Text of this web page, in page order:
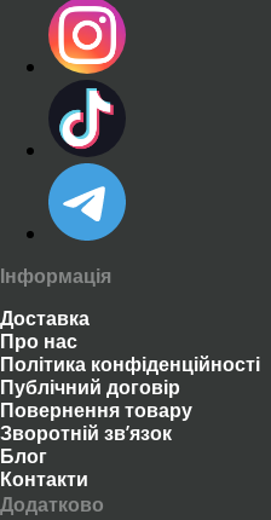
Інформація
Доставка
Про нас
Політика конфіденційності
Публічний договір
Повернення товару
Зворотній зв’язок
Блог
Контакти
Додатково